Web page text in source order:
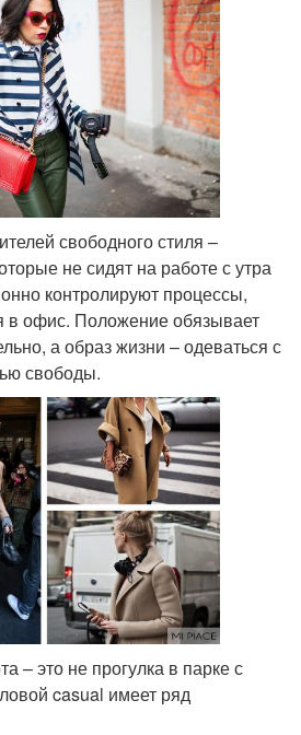
свободного стиля –
не сидят на работе с утра
контролируют процессы,
в офис. Положение обязывает
а образ жизни – одеваться с
свободы.
– это не прогулка в парке с
casual имеет ряд